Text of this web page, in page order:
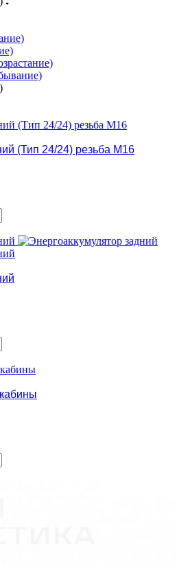
(Тип 24/24) резьба М16